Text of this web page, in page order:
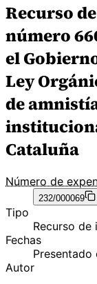
Recurso
número
el
Ley
de
Cataluña
Número de
232/000069
Tipo
Recurso
Fechas
Autor